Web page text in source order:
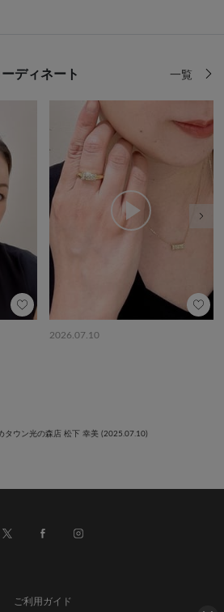
ディネート 一覧
2026.07.10
タウン光の森店 松下 幸美 (2025.07.10)
ご利用ガイド